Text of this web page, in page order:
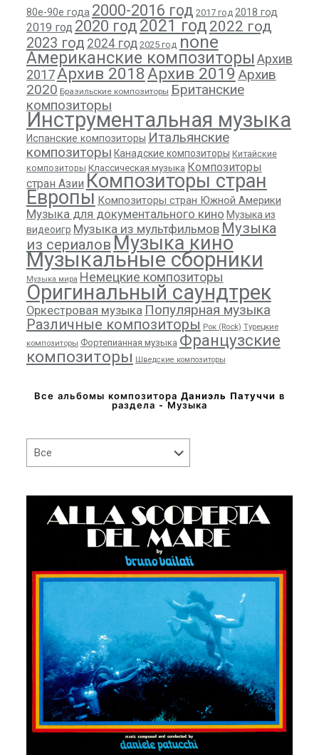
80е-90е года 2000-2016 год 2017 год 2018 год
2019 год 2020 год 2021 год 2022 год
2023 год 2024 год 2025 год none
Американские композиторы Архив
2017Архив 2018Архив 2019Архив
2020 Бразильские композиторы Британские
композиторы
Инструментальная музыка
Испанские композиторы Итальянские
композиторы Канадские композиторы Китайские
композиторы Классическая музыка Композиторы
стран Азии Композиторы стран
Европы Композиторы стран Южной Америки
Музыка для документального кино Музыка из
видеоигр Музыка из мультфильмов Музыка
из сериалов Музыка кино
Музыкальные сборники
Музыка мира Немецкие композиторы
Оригинальный саундтрек
Оркестровая музыка Популярная музыка
Различные композиторы Рок (Rock) Турецкие
композиторы Фортепианная музыка Французские
композиторы Шведские композиторы
Все альбомы композитора Даниэль Патуччи в
раздела - Музыка